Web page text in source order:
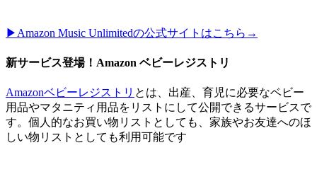
▶︎Amazon Music Unlimitedの公式サイトはこちら→
新サービス登場！Amazon ベビーレジストリ
Amazonベビーレジストリ とは、出産、育児に必要なベビー
用品やマタニティ用品をリストにして公開できるサービスで
す。個人的なお買い物リストとしても、家族やお友達へのほ
しい物リストとしても利用可能です